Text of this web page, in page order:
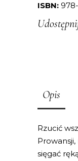
ISBN:
Opis
Rzucić
sięgać